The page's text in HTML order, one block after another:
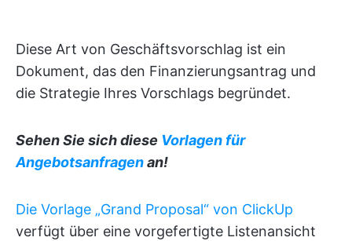
Diese Art von Geschäftsvorschlag ist ein
Dokument, das den Finanzierungsantrag und
die Strategie Ihres Vorschlags begründet.
Sehen Sie sich diese Vorlagen für
Angebotsanfragenan!
Die Vorlage „Grand Proposal“ von ClickUp
verfügt über eine vorgefertigte Listenansicht